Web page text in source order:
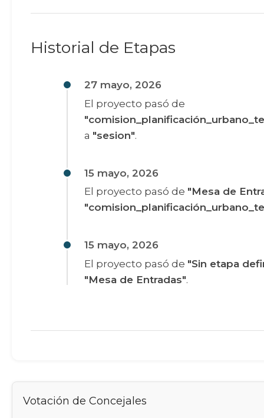
Historial de Etapas
27 mayo, 2026
El proyecto pasó de
a "sesion".
15 mayo, 2026
El proyecto pasó de "Mesa de
15 mayo, 2026
El proyecto pasó de "Sin etapa
"Mesa de Entradas".
Votación de Concejales